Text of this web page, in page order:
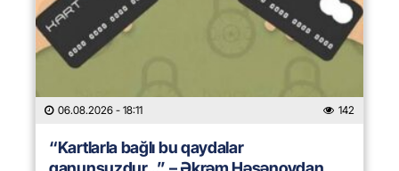
06.08.2026 - 18:11 142
“Kartlarla bağlı bu qaydalar